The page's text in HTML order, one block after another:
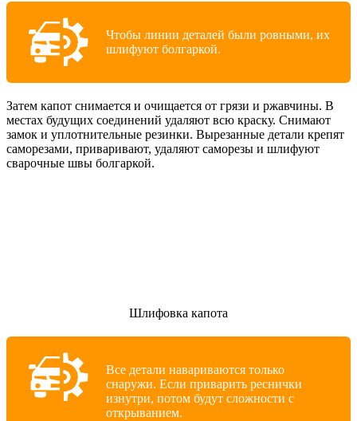
Чтобы линии деталей были ровными, их
шлифуют болгаркой.
Затем капот снимается и очищается от грязи и ржавчины. В
местах будущих соединений удаляют всю краску. Снимают
замок и уплотнительные резинки. Вырезанные детали крепят
саморезами, приваривают, удаляют саморезы и шлифуют
сварочные швы болгаркой.
Шлифовка капота
Все детали навариваются только
снаружи. Если приварить реснички
изнутри, потом будут сложности с
открыванием.